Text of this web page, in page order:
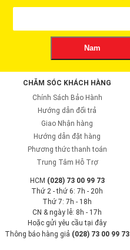
Nam
CHĂM SÓC KHÁCH HÀNG
Chính Sách Bảo Hành
Hướng dẫn đổi trả
Giao Nhận hàng
Hướng dẫn đặt hàng
Phương thức thanh toán
Trung Tâm Hỗ Trợ
HCM (028) 73 00 99 73
Thứ 2 - thứ 6: 7h - 20h
Thứ 7: 7h - 18h
CN & ngày lễ: 8h - 17h
Hoặc gửi yêu cầu tại đây
Thông báo hàng giả (028) 73 00 99 73